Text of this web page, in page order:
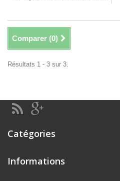
Comparer (0)
Résultats 1 - 3 sur 3.
Catégories
Informations